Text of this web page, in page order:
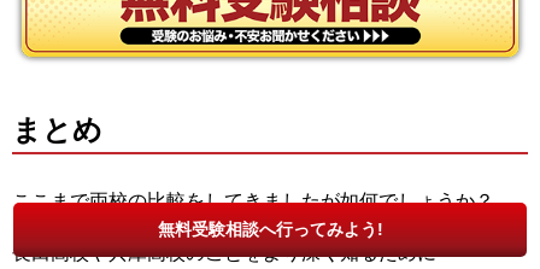
まとめ
ここまで両校の比較をしてきましたが如何でしょうか？
長田高校や兵庫高校のことをより深く知るために
無料受験相談へ行ってみよう!